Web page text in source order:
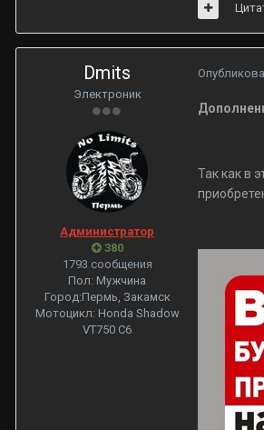
Dmits
Электроник
Администратор
380
1793 сообщения
Пол: Мужчина
Город:Пермь, Закамск
Мотоцикл: Honda Shadow
VT750 С6
Так как в